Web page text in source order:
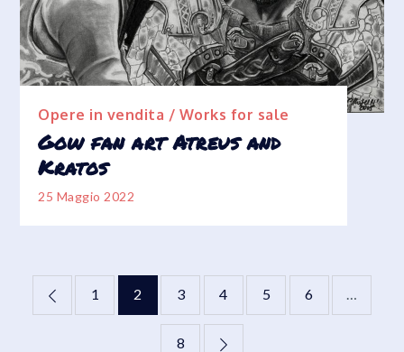
Opere in vendita / Works for sale
Gow fan art Atreus and
Kratos
25 Maggio 2022
Paginazione
1 2 3 4 5 6
8